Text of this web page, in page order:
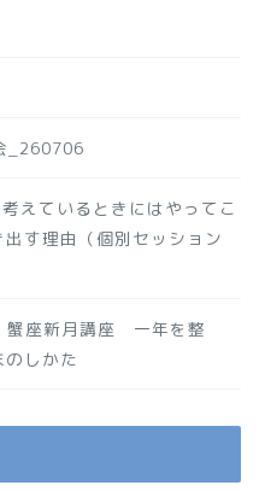
_260706
えているときにはやってこ
す理由（個別セッション
蟹座新月講座 一年を整
しかた